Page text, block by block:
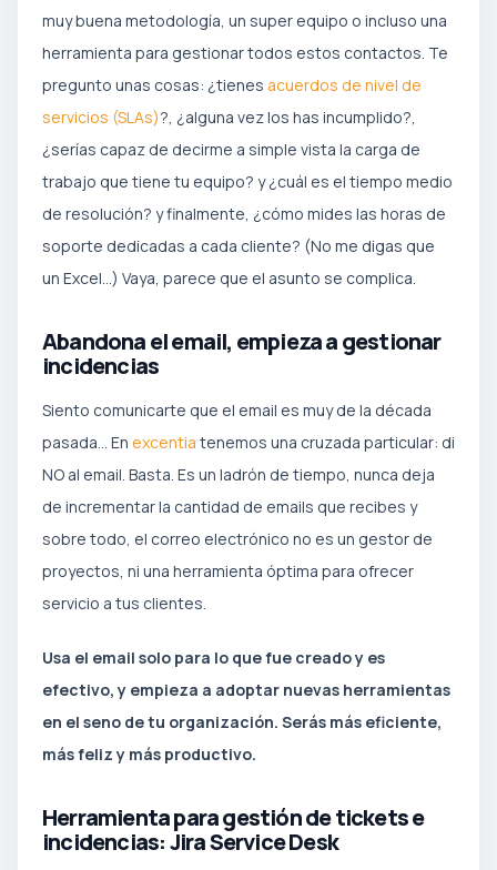
muy buena metodología, un super equipo o incluso una
herramienta para gestionar todos estos contactos. Te
pregunto unas cosas: ¿tienes acuerdos de nivel de
servicios (SLAs)?, ¿alguna vez los has incumplido?,
¿serías capaz de decirme a simple vista la carga de
trabajo que tiene tu equipo? y ¿cuál es el tiempo medio
de resolución? y finalmente, ¿cómo mides las horas de
soporte dedicadas a cada cliente? (No me digas que
un Excel…) Vaya, parece que el asunto se complica.
Abandona el email, empieza a gestionar
incidencias
Siento comunicarte que el email es muy de la década
pasada… En excentia tenemos una cruzada particular: di
NO al email. Basta. Es un ladrón de tiempo, nunca deja
de incrementar la cantidad de emails que recibes y
sobre todo, el correo electrónico no es un gestor de
proyectos, ni una herramienta óptima para ofrecer
servicio a tus clientes.
Usa el email solo para lo que fue creado y es
efectivo, y empieza a adoptar nuevas herramientas
en el seno de tu organización. Serás más eficiente,
más feliz y más productivo.
Herramienta para gestión de tickets e
incidencias: Jira Service Desk